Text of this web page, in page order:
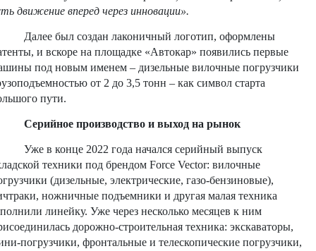
движение вперед через инновации».
Далее был создан лаконичный логотип, оформлены
и вскоре на площадке «Автокар» появились первые
под новым именем – дизельные вилочные погрузчики
от 2 до 3,5 тонн – как символ старта
пути.
Серийное производство и выход на рынок
Уже в конце 2022 года начался серийный выпуск
техники под брендом Force Vector: вилочные
(дизельные, электрические, газо-бензиновые),
ножничные подъемники и другая малая техника
линейку. Уже через несколько месяцев к ним
дорожно-строительная техника: экскаваторы,
погрузчики, фронтальные и телескопические погрузчики,